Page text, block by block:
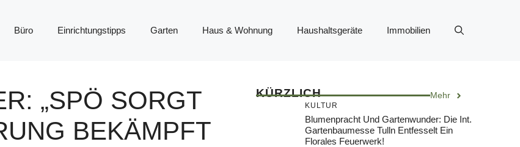
Büro Einrichtungstipps Garten Haus & Wohnung Haushaltsgeräte Immobilien
„SPÖ SORGT
BEKÄMPFT
KÜRZLICH Mehr
KULTUR
Blumenpracht Und Gartenwunder: Die Int.
Gartenbaumesse Tulln Entfesselt Ein
Florales Feuerwerk!